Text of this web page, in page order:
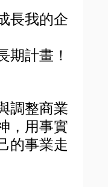
長我的企
期計畫！
調整商業
，用事實
的事業走